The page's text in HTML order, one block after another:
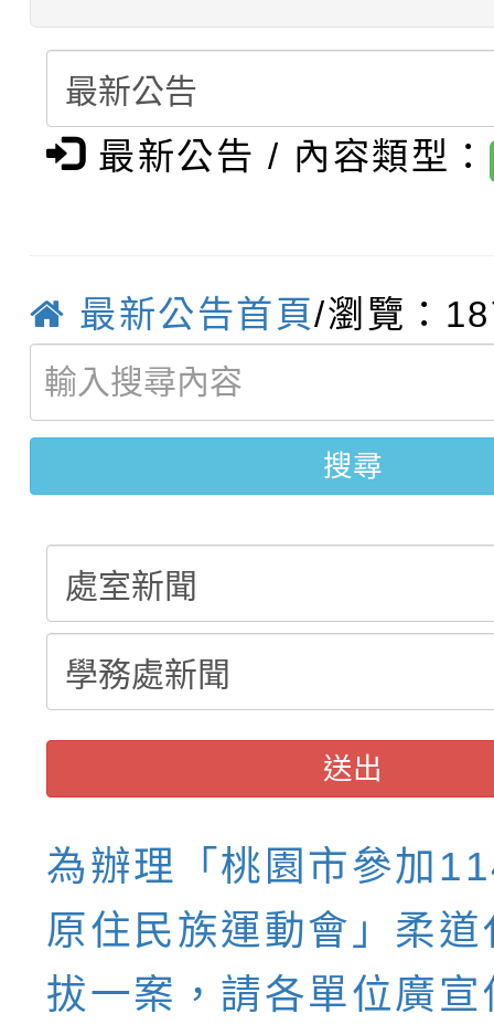
員會」之票選委員選舉
學年度第1學期第7次代
結果(第13招)
【甄選結果(第5招)】
學年度第1學期第9次代
結果(第5招)
【甄選結果(第4招)】
學年度第1學期第9次代
【甄選結果(第12招)】
賽實施要點
比賽實施要點」
轉知：「115年金融知
動辦法」
轉知臺中市政府政風處
城市手牽手，綠能透明
轉知：「115學年度全
劇比賽實施要點」及修
表
最新公告 / 內容類型：
最新公告首頁/瀏覽：
搜尋
送出
為辦理「桃園市參加
原住民族運動會」柔
拔一案，請各單位廣